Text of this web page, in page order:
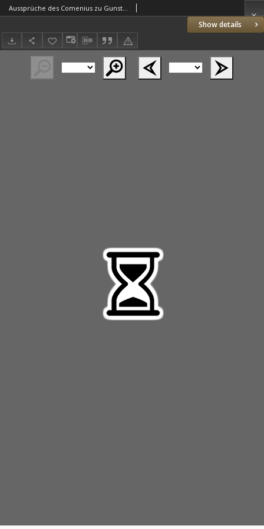
Show details
Aussprüche des Comenius zu Gunsten des Handfertigkeits-Unterrichtes aus Anlass der 300j. Comenius-Feier